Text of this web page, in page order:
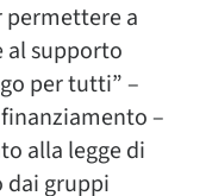
a
al supporto
per tutti” –
–
alla legge di
dai gruppi